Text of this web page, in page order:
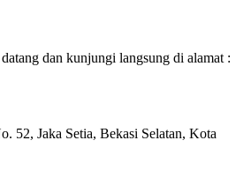
dan kunjungi langsung di alamat :
52, Jaka Setia, Bekasi Selatan, Kota